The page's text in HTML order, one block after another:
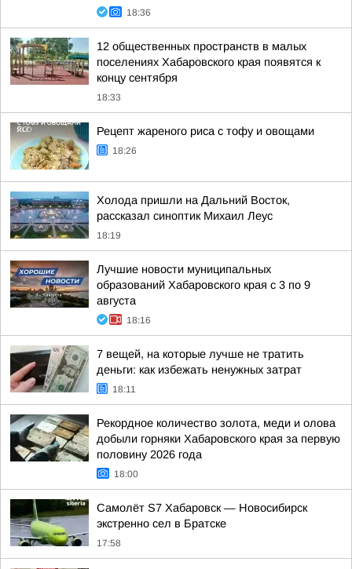
18:36
12 общественных пространств в малых
поселениях Хабаровского края появятся к
концу сентября
18:33
Рецепт жареного риса с тофу и овощами
18:26
Холода пришли на Дальний Восток,
рассказал синоптик Михаил Леус
18:19
Лучшие новости муниципальных
образований Хабаровского края с 3 по 9
августа
18:16
7 вещей, на которые лучше не тратить
деньги: как избежать ненужных затрат
18:11
Рекордное количество золота, меди и олова
добыли горняки Хабаровского края за первую
половину 2026 года
18:00
Самолёт S7 Хабаровск — Новосибирск
экстренно сел в Братске
17:58